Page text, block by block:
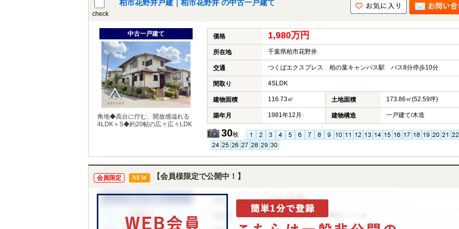
check
柏市花野井戸建｜柏市花野井 の中古一戸建て
中古一戸建て
角地◆高台に佇む、開放感溢れる
4LDK＋S◆約20帖の広々広々LDK
価格 1,980万円
所在地 千葉県柏市花野井
交通 つくばエクスプレス 柏の葉キャンパス駅 バス8分停歩10分
間取り 4SLDK
建物面積 116.73㎡ 土地面積 173.86㎡(52.59坪)
築年月 1981年12月 建物構造 一戸建て/木造
30枚
会員限定 NEW 【会員様限定で公開中！】